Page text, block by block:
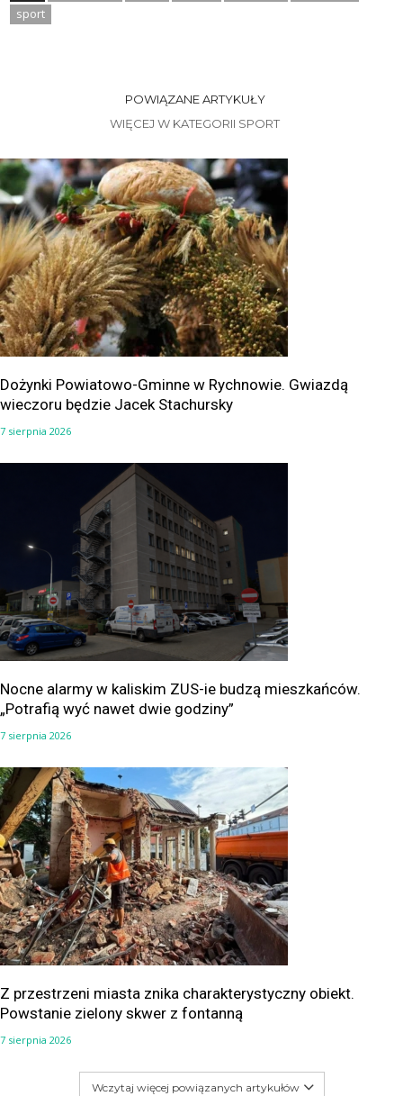
sport
POWIĄZANE ARTYKUŁY
WIĘCEJ W KATEGORII SPORT
Dożynki Powiatowo-Gminne w Rychnowie. Gwiazdą
wieczoru będzie Jacek Stachursky
7 sierpnia 2026
Nocne alarmy w kaliskim ZUS-ie budzą mieszkańców.
„Potrafią wyć nawet dwie godziny”
7 sierpnia 2026
Z przestrzeni miasta znika charakterystyczny obiekt.
Powstanie zielony skwer z fontanną
7 sierpnia 2026
Wczytaj więcej powiązanych artykułów